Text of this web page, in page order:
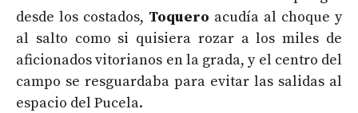
desde los costados, Toquero acudía al choque y
al salto como si quisiera rozar a los miles de
aficionados vitorianos en la grada, y el centro del
campo se resguardaba para evitar las salidas al
espacio del Pucela.